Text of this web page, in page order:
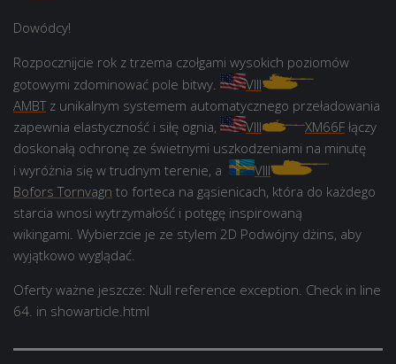
Dowódcy!
Rozpocznijcie rok z trzema czołgami wysokich poziomów
gotowymi zdominować pole bitwy.
VIII
AMBTz unikalnym systemem automatycznego przeładowania
zapewnia elastyczność i siłę ognia,
VIII XM66Fłączy
doskonałą ochronę ze świetnymi uszkodzeniami na minutę
i wyróżnia się w trudnym terenie, a
VIII
Bofors Tornvagn to forteca na gąsienicach, która do każdego
starcia wnosi wytrzymałość i potęgę inspirowaną
wikingami. Wybierzcie je ze stylem 2D Podwójny dżins, aby
wyjątkowo wyglądać.
Oferty ważne jeszcze: Null reference exception. Check in line
64. in showarticle.html